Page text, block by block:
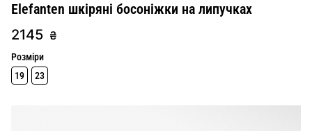
Elefanten шкіряні босоніжки на липучках
2145 ₴
Розміри
19
23